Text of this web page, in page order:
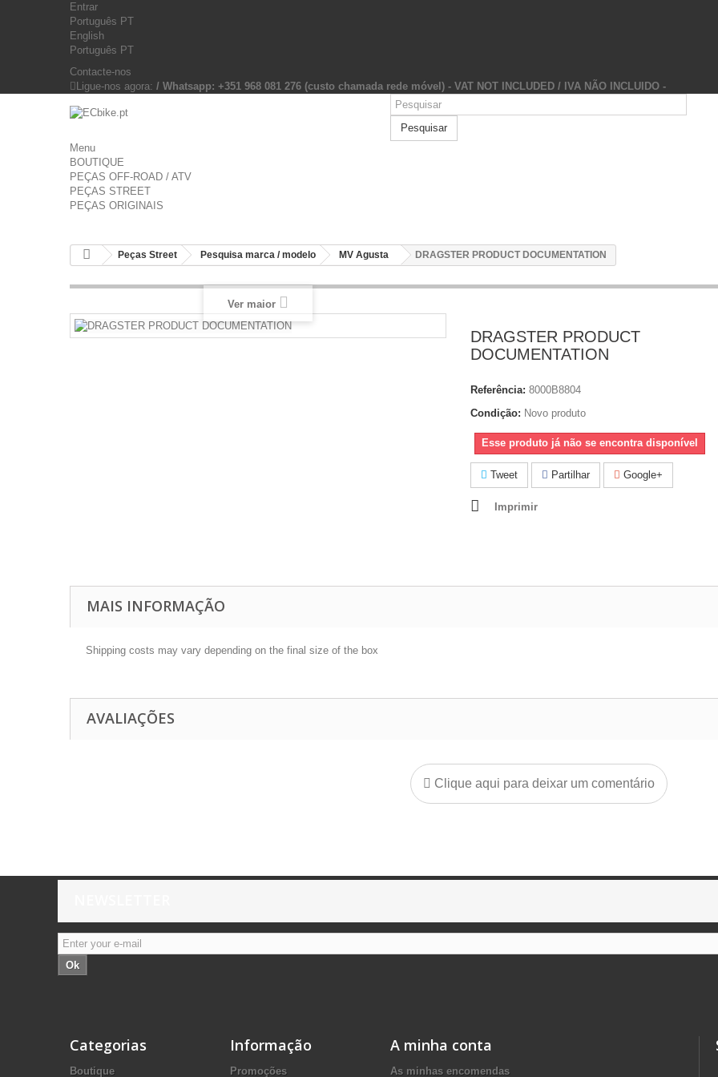
Entrar
Português PT
English
Português PT
Contacte-nos
Ligue-nos agora: / Whatsapp: +351 968 081 276 (custo chamada rede móvel) - VAT NOT INCLUDED / IVA NÃO INCLUIDO -
Pesquisar
Menu
BOUTIQUE
PEÇAS OFF-ROAD / ATV
PEÇAS STREET
PEÇAS ORIGINAIS
Peças Street Pesquisa marca / modelo MV Agusta DRAGSTER PRODUCT DOCUMENTATION
Ver maior
DRAGSTER PRODUCT
DOCUMENTATION
Referência: 8000B8804
Condição: Novo produto
Esse produto já não se encontra disponível
Tweet Partilhar Google+
Imprimir
MAIS INFORMAÇÃO
Shipping costs may vary depending on the final size of the box
AVALIAÇÕES
Clique aqui para deixar um comentário
Ok
Categorias
Boutique
Informação
Promoções
A minha conta
As minhas encomendas